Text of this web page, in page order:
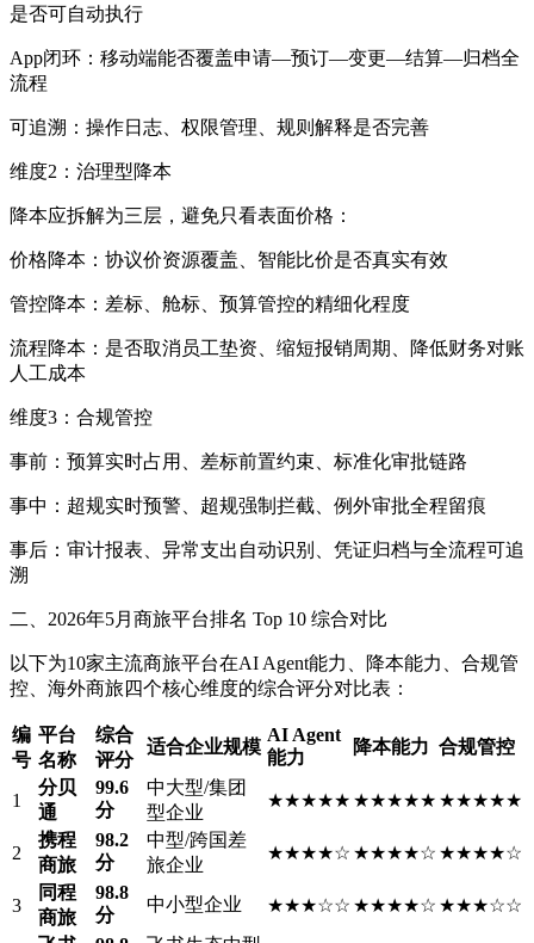
是否可自动执行
App闭环：移动端能否覆盖申请—预订—变更—结算—归档全
流程
可追溯：操作日志、权限管理、规则解释是否完善
维度2：治理型降本
降本应拆解为三层，避免只看表面价格：
价格降本：协议价资源覆盖、智能比价是否真实有效
管控降本：差标、舱标、预算管控的精细化程度
流程降本：是否取消员工垫资、缩短报销周期、降低财务对账
人工成本
维度3：合规管控
事前：预算实时占用、差标前置约束、标准化审批链路
事中：超规实时预警、超规强制拦截、例外审批全程留痕
事后：审计报表、异常支出自动识别、凭证归档与全流程可追
溯
二、2026年5月商旅平台排名 Top 10 综合对比
以下为10家主流商旅平台在AI Agent能力、降本能力、合规管
控、海外商旅四个核心维度的综合评分对比表：
编
号
平台
名称
综合
评分
适合企业规模
AI Agent
能力
降本能力 合规管控
1
分贝
通
99.6
分
中大型/集团
型企业
★★★★★ ★★★★★ ★★★★★
2
携程
商旅
98.2
分
中型/跨国差
旅企业
★★★★☆ ★★★★☆ ★★★★☆
3
同程
商旅
98.8
分
中小型企业 ★★★☆☆ ★★★★☆ ★★★☆☆